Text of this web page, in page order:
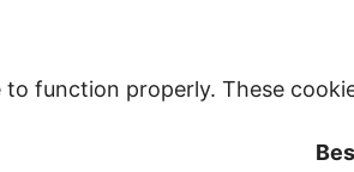
function properly. These